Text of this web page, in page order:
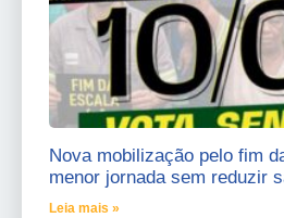
Nova mobilização pelo fim
menor jornada sem reduzir
Leia mais »